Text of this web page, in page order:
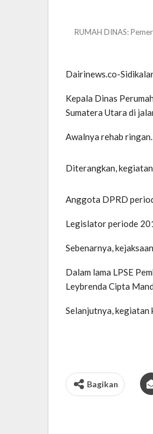
RUMAH DINAS:
Dairinews.co-
Kepala Dinas
Sumatera Utara di
Awalnya rehab
Diterangkan,
Anggota DPRD
Legislator periode
Sebenarnya,
Dalam lama LPSE
Leybrenda Cipta
Selanjutnya,
Bagikan